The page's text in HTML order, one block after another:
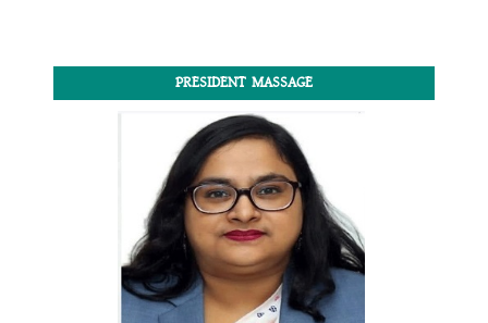
PRESIDENT MASSAGE